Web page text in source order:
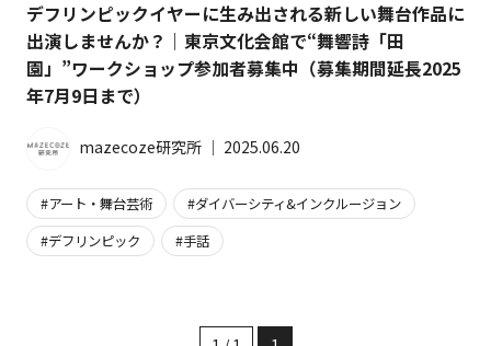
デフリンピックイヤーに生み出される新しい舞台作品に
出演しませんか？｜東京文化会館で“舞響詩「田
園」”ワークショップ参加者募集中（募集期間延長2025
年7月9日まで）
mazecoze研究所 │ 2025.06.20
アート・舞台芸術
ダイバーシティ&インクルージョン
デフリンピック
手話